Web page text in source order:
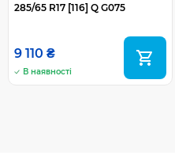
285/65 R17 [116] Q G075
9 110 ₴
В наявності